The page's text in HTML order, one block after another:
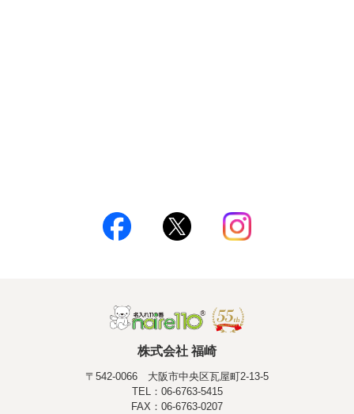
株式会社 福崎
〒542-0066 大阪市中央区瓦屋町2-13-5
TEL：06-6763-5415
FAX：06-6763-0207